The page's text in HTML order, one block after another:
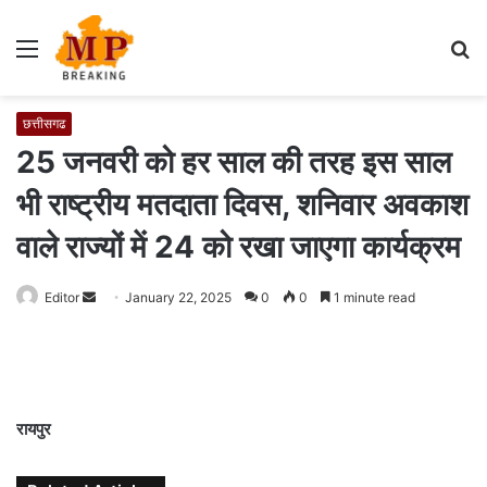
Menu
छत्तीसगढ
25 जनवरी को हर साल की तरह इस साल
भी राष्ट्रीय मतदाता दिवस, शनिवार अवकाश
वाले राज्यों में 24 को रखा जाएगा कार्यक्रम
Editor
m
January 22, 2025 0 0 1 minute read
रायपुर